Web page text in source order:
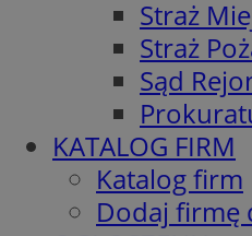
Straż
Straż
Sąd
KATALOG FIRM
Katalog firm
Dodaj firmę